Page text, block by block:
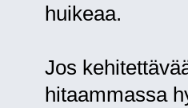
huikeaa.
Jos
hitaammassa